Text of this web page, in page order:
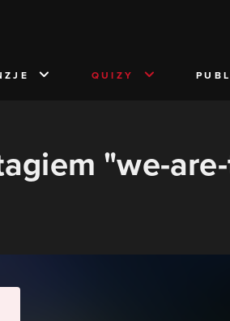
QUIZY
"we-